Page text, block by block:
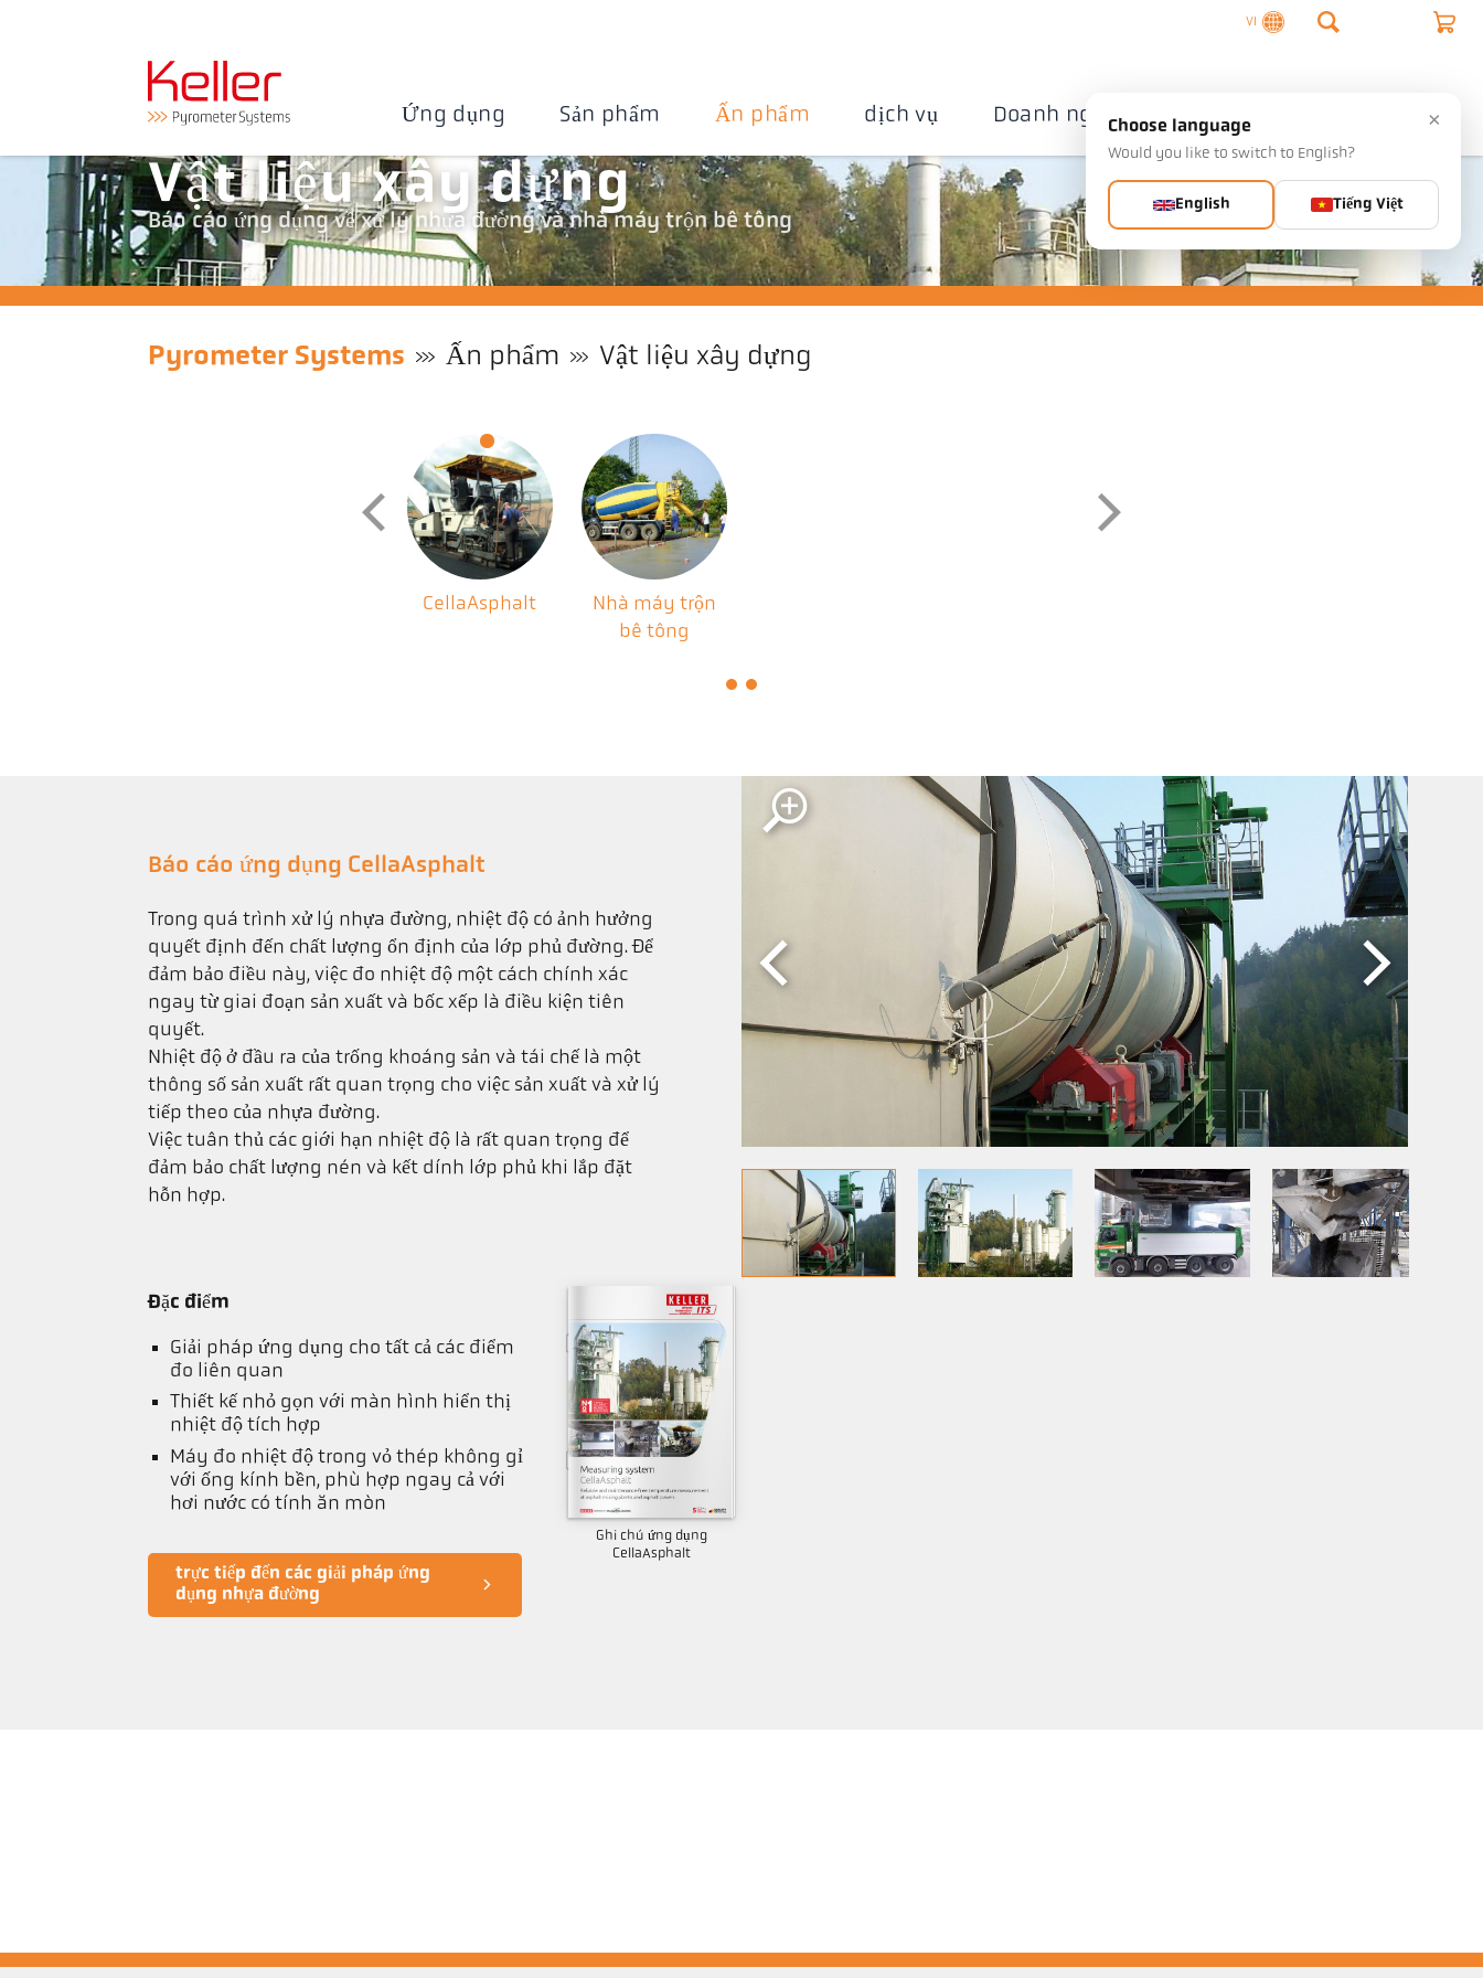
VI
Ứng dụng Sản phẩm Ấn phẩm dịch vụ Doanh nghiệp Liên hệ
Vật liệu xây dựng
Báo cáo ứng dụng về xử lý nhựa đường và nhà máy trộn bê tông
Pyrometer Systems Ấn phẩm Vật liệu xây dựng
CellaAsphalt
Nhà máy trộn
bê tông
Báo cáo ứng dụng CellaAsphalt
Trong quá trình xử lý nhựa đường, nhiệt độ có ảnh hưởng
quyết định đến chất lượng ổn định của lớp phủ đường. Để
đảm bảo điều này, việc đo nhiệt độ một cách chính xác
ngay từ giai đoạn sản xuất và bốc xếp là điều kiện tiên
quyết.
Nhiệt độ ở đầu ra của trống khoáng sản và tái chế là một
thông số sản xuất rất quan trọng cho việc sản xuất và xử lý
tiếp theo của nhựa đường.
Việc tuân thủ các giới hạn nhiệt độ là rất quan trọng để
đảm bảo chất lượng nén và kết dính lớp phủ khi lắp đặt
hỗn hợp.
Đặc điểm
Giải pháp ứng dụng cho tất cả các điểm
đo liên quan
Thiết kế nhỏ gọn với màn hình hiển thị
nhiệt độ tích hợp
Máy đo nhiệt độ trong vỏ thép không gỉ
với ống kính bền, phù hợp ngay cả với
hơi nước có tính ăn mòn
trực tiếp đến các giải pháp ứng
dụng nhựa đường
Ghi chú ứng dụng
CellaAsphalt
×
Choose language
Would you like to switch to English?
English Tiếng Việt